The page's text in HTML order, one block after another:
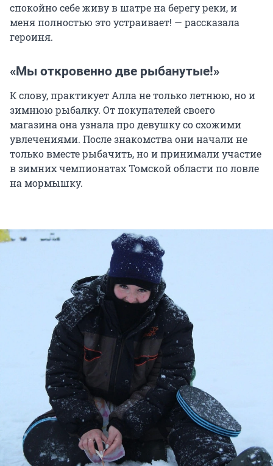
спокойно себе живу в шатре на берегу реки, и
меня полностью это устраивает! — рассказала
героиня.
«Мы откровенно две рыбанутые!»
К слову, практикует Алла не только летнюю, но и
зимнюю рыбалку. От покупателей своего
магазина она узнала про девушку со схожими
увлечениями. После знакомства они начали не
только вместе рыбачить, но и принимали участие
в зимних чемпионатах Томской области по ловле
на мормышку.